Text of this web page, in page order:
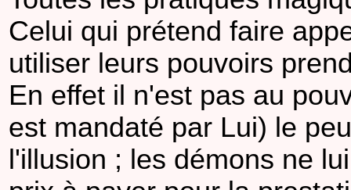
Celui qui prétend faire
utiliser leurs pouvoirs
En effet il n'est pas au
est mandaté par Lui) le
l'illusion ; les démons ne